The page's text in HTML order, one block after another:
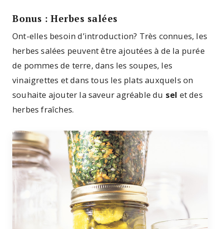
Bonus : Herbes salées
Ont-elles besoin d’introduction? Très connues, les
herbes salées peuvent être ajoutées à de la purée
de pommes de terre, dans les soupes, les
vinaigrettes et dans tous les plats auxquels on
souhaite ajouter la saveur agréable du sel et des
herbes fraîches.